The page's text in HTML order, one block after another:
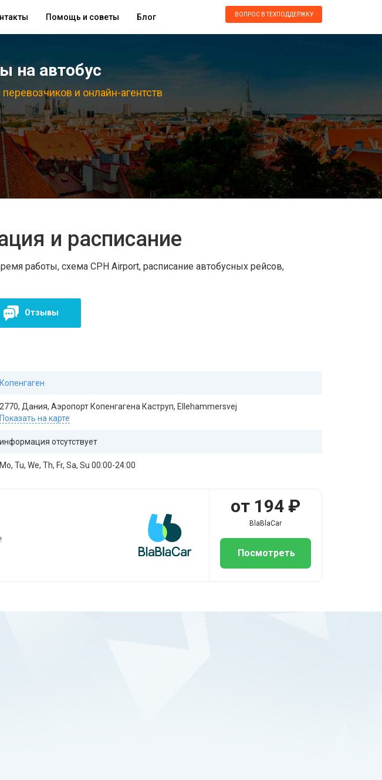
Помощь и советы Блог ВОПРОС В ТЕХПОДДЕРЖКУ
на автобус
и онлайн-агентств
и расписание
работы, схема CPH Airport, расписание автобусных рейсов,
Отзывы
Копенгаген
2770, Дания, Аэропорт Копенгагена Каструп, Ellehammersvej
Показать на карте
информация отсутствует
Mo, Tu, We, Th, Fr, Sa, Su 00:00-24:00
от 194 ₽
BlaBlaCar
Посмотреть